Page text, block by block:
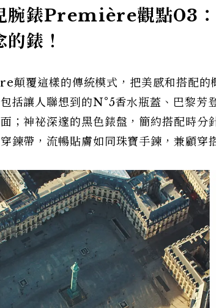
腕錶Première觀點03：
錶！
覆這樣的傳統模式，把美感和搭配的
括讓人聯想到的N°5香水瓶蓋、巴黎芳
；神祕深邃的黑色錶盤，簡約搭配時
鍊帶，流暢貼膚如同珠寶手鍊，兼顧穿